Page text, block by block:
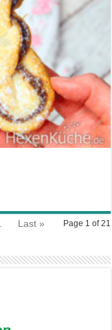
Page 1 of 21
Last »